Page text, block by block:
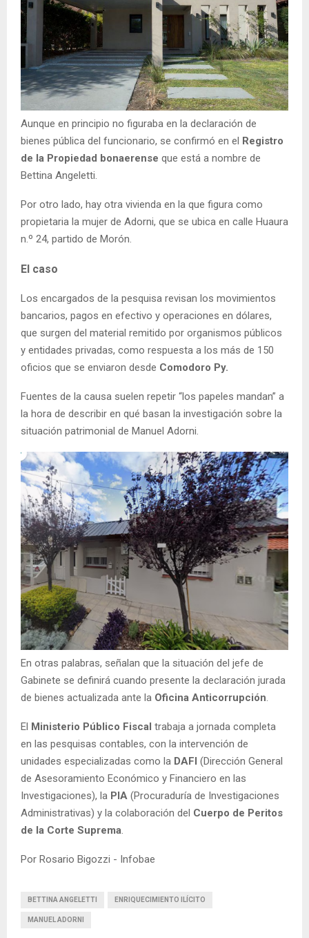
Aunque en principio no figuraba en la declaración de
bienes pública del funcionario, se confirmó en el Registro
de la Propiedad bonaerense que está a nombre de
Bettina Angeletti.
Por otro lado, hay otra vivienda en la que figura como
propietaria la mujer de Adorni, que se ubica en calle Huaura
n.º 24, partido de Morón.
El caso
Los encargados de la pesquisa revisan los movimientos
bancarios, pagos en efectivo y operaciones en dólares,
que surgen del material remitido por organismos públicos
y entidades privadas, como respuesta a los más de 150
oficios que se enviaron desde Comodoro Py.
Fuentes de la causa suelen repetir “los papeles mandan” a
la hora de describir en qué basan la investigación sobre la
situación patrimonial de Manuel Adorni.
En otras palabras, señalan que la situación del jefe de
Gabinete se definirá cuando presente la declaración jurada
de bienes actualizada ante la Oficina Anticorrupción.
El Ministerio Público Fiscal trabaja a jornada completa
en las pesquisas contables, con la intervención de
unidades especializadas como la DAFI (Dirección General
de Asesoramiento Económico y Financiero en las
Investigaciones), la PIA (Procuraduría de Investigaciones
Administrativas) y la colaboración del Cuerpo de Peritos
de la Corte Suprema.
Por Rosario Bigozzi - Infobae
BETTINA ANGELETTI ENRIQUECIMIENTO ILÍCITO
MANUEL ADORNI